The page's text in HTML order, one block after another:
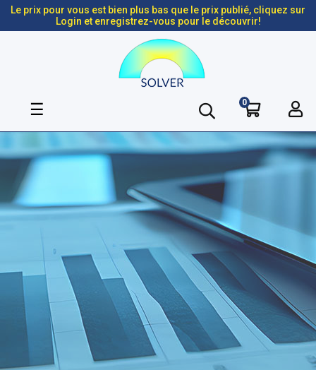
Le prix pour vous est bien plus bas que le prix publié, cliquez sur
Login et enregistrez-vous pour le découvrir!
Basculer
navigation
☰ 0